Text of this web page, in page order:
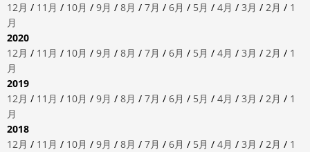
12月 / 11月 / 10月 / 9月 / 8月 / 7月 / 6月 / 5月 / 4月 / 3月 / 2月 / 1
月
2020
12月 / 11月 / 10月 / 9月 / 8月 / 7月 / 6月 / 5月 / 4月 / 3月 / 2月 / 1
月
2019
12月 / 11月 / 10月 / 9月 / 8月 / 7月 / 6月 / 5月 / 4月 / 3月 / 2月 / 1
月
2018
12月 / 11月 / 10月 / 9月 / 8月 / 7月 / 6月 / 5月 / 4月 / 3月 / 2月 / 1